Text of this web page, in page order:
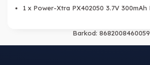
1 x Power-Xtra PX402050 3.7V
Barkod: 8682008460059